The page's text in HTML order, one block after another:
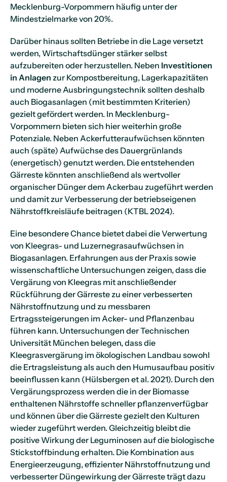
Mecklenburg-Vorpommern häufig unter der
Mindestzielmarke von 20%.
Darüber hinaus sollten Betriebe in die Lage versetzt
werden, Wirtschaftsdünger stärker selbst
aufzubereiten oder herzustellen. Neben Investitionen
in Anlagen zur Kompostbereitung, Lagerkapazitäten
und moderne Ausbringungstechnik sollten deshalb
auch Biogasanlagen (mit bestimmten Kriterien)
gezielt gefördert werden. In Mecklenburg-
Vorpommern bieten sich hier weiterhin große
Potenziale. Neben Ackerfutteraufwüchsen könnten
auch (späte) Aufwüchse des Dauergrünlands
(energetisch) genutzt werden. Die entstehenden
Gärreste könnten anschließend als wertvoller
organischer Dünger dem Ackerbau zugeführt werden
und damit zur Verbesserung der betriebseigenen
Nährstoffkreisläufe beitragen (KTBL 2024).
Eine besondere Chance bietet dabei die Verwertung
von Kleegras- und Luzernegrasaufwüchsen in
Biogasanlagen. Erfahrungen aus der Praxis sowie
wissenschaftliche Untersuchungen zeigen, dass die
Vergärung von Kleegras mit anschließender
Rückführung der Gärreste zu einer verbesserten
Nährstoffnutzung und zu messbaren
Ertragssteigerungen im Acker- und Pflanzenbau
führen kann. Untersuchungen der Technischen
Universität München belegen, dass die
Kleegrasvergärung im ökologischen Landbau sowohl
die Ertragsleistung als auch den Humusaufbau positiv
beeinflussen kann (Hülsbergen et al. 2021). Durch den
Vergärungsprozess werden die in der Biomasse
enthaltenen Nährstoffe schneller pflanzenverfügbar
und können über die Gärreste gezielt den Kulturen
wieder zugeführt werden. Gleichzeitig bleibt die
positive Wirkung der Leguminosen auf die biologische
Stickstoffbindung erhalten. Die Kombination aus
Energieerzeugung, effizienter Nährstoffnutzung und
verbesserter Düngewirkung der Gärreste trägt dazu